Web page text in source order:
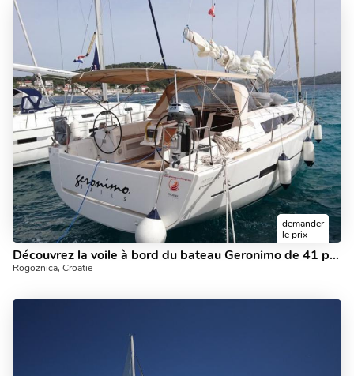
demander
le prix
Découvrez la voile à bord du bateau Geronimo de 41 pieds à Rogoznica, Croatie - une location de yacht à 3 cabines.
Rogoznica, Croatie